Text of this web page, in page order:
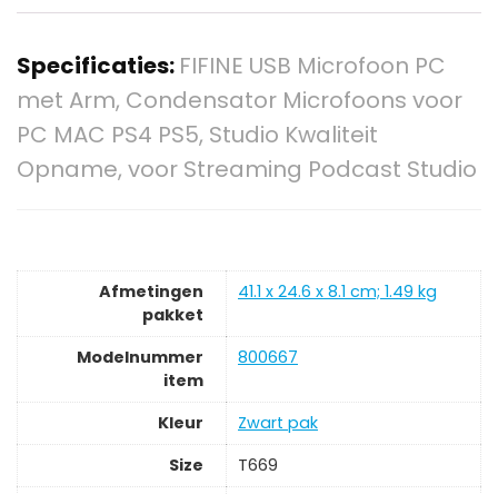
Specificaties: FIFINE USB Microfoon PC
met Arm, Condensator Microfoons voor
PC MAC PS4 PS5, Studio Kwaliteit
Opname, voor Streaming Podcast Studio
Afmetingen
pakket
‎41.1 x 24.6 x 8.1 cm; 1.49 kg
Modelnummer
item
‎800667
Kleur
‎Zwart pak
Size
‎T669